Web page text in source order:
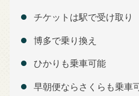
チケットは駅で受け取り
博多で乗り換え
ひかりも乗車可能
早朝便ならさくらも乗車